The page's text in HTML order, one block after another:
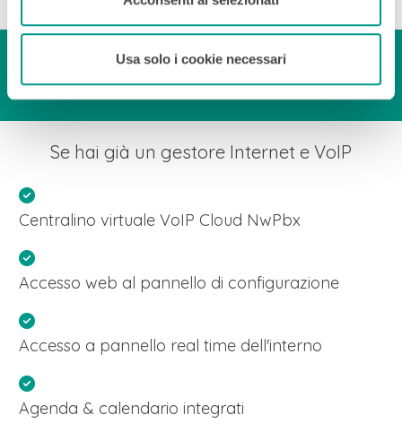
Usa solo i cookie necessari
Centralino NwPbx Cloud
Centralino telefonico VoIP in cloud
Se hai già un gestore Internet e VoIP
Centralino virtuale VoIP Cloud NwPbx
Accesso web al pannello di configurazione
Accesso a pannello real time dell'interno
Agenda & calendario integrati